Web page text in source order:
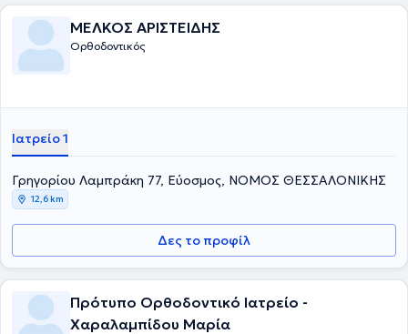
ΜΕΛΚΟΣ ΑΡΙΣΤΕΙΔΗΣ
Ορθοδοντικός
Ιατρείο 1
Γρηγορίου Λαμπράκη 77, Εύοσμος, ΝΟΜΟΣ ΘΕΣΣΑΛΟΝΙΚΗΣ
12,6 km
Δες το προφίλ
Πρότυπο Ορθοδοντικό Ιατρείο -
Χαραλαμπίδου Μαρία